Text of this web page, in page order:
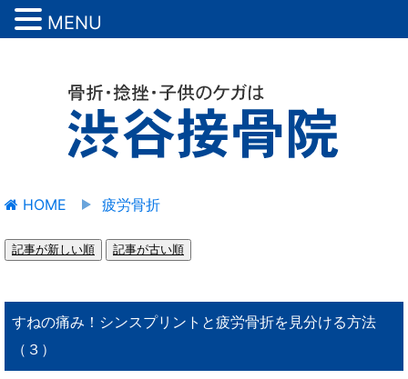
HOME 疲労骨折
記事が新しい順 記事が古い順
すねの痛み！シンスプリントと疲労骨折を見分ける方法
（３）
MENU